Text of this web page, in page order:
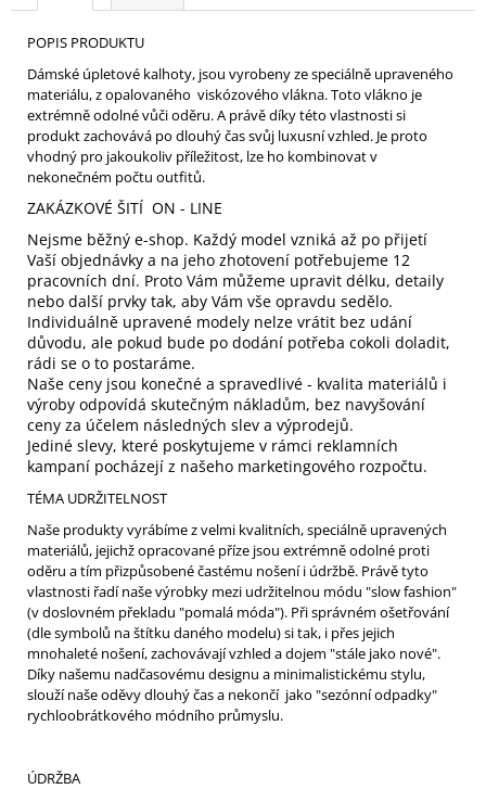
POPIS PRODUKTU
Dámské úpletové kalhoty, jsou vyrobeny ze speciálně upraveného
materiálu, z opalovaného viskózového vlákna. Toto vlákno je
extrémně odolné vůči oděru. A právě díky této vlastnosti si
produkt zachovává po dlouhý čas svůj luxusní vzhled. Je proto
vhodný pro jakoukoliv příležitost, lze ho kombinovat v
nekonečném počtu outfitů.
ZAKÁZKOVÉ ŠITÍ ON - LINE
Nejsme běžný e-shop. Každý model vzniká až po přijetí
Vaší objednávky a na jeho zhotovení potřebujeme 12
pracovních dní. Proto Vám můžeme upravit délku, detaily
nebo další prvky tak, aby Vám vše opravdu sedělo.
Individuálně upravené modely nelze vrátit bez udání
důvodu, ale pokud bude po dodání potřeba cokoli doladit,
rádi se o to postaráme.
Naše ceny jsou konečné a spravedlivé - kvalita materiálů i
výroby odpovídá skutečným nákladům, bez navyšování
ceny za účelem následných slev a výprodejů.
Jediné slevy, které poskytujeme v rámci reklamních
kampaní pocházejí z našeho marketingového rozpočtu.
TÉMA UDRŽITELNOST
Naše produkty vyrábíme z velmi kvalitních, speciálně upravených
materiálů, jejichž opracované příze jsou extrémně odolné proti
oděru a tím přizpůsobené častému nošení i údržbě. Právě tyto
vlastnosti řadí naše výrobky mezi udržitelnou módu "slow fashion"
(v doslovném překladu "pomalá móda"). Při správném ošetřování
(dle symbolů na štítku daného modelu) si tak, i přes jejich
mnohaleté nošení, zachovávají vzhled a dojem "stále jako nové".
Díky našemu nadčasovému designu a minimalistickému stylu,
slouží naše oděvy dlouhý čas a nekončí jako "sezónní odpadky"
rychloobrátkového módního průmyslu.
ÚDRŽBA